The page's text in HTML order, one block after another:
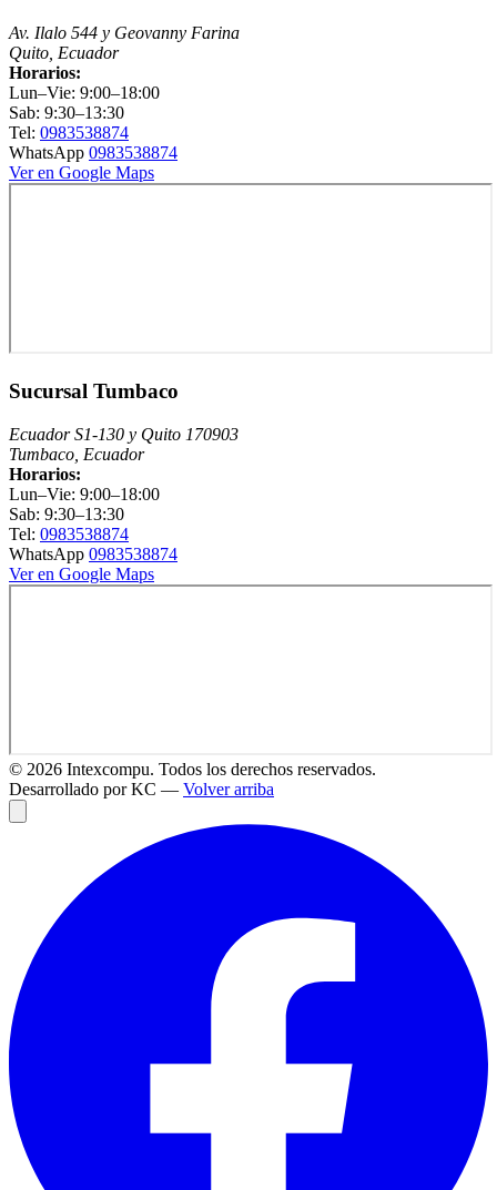
Av. Ilalo 544 y Geovanny Farina
Quito, Ecuador
Horarios:
Lun–Vie: 9:00–18:00
Sab: 9:30–13:30
Tel: 0983538874
WhatsApp 0983538874
Ver en Google Maps
Sucursal Tumbaco
Ecuador S1-130 y Quito 170903
Tumbaco, Ecuador
Horarios:
Lun–Vie: 9:00–18:00
Sab: 9:30–13:30
Tel: 0983538874
WhatsApp 0983538874
Ver en Google Maps
© 2026 Intexcompu. Todos los derechos reservados.
Desarrollado por KC — Volver arriba